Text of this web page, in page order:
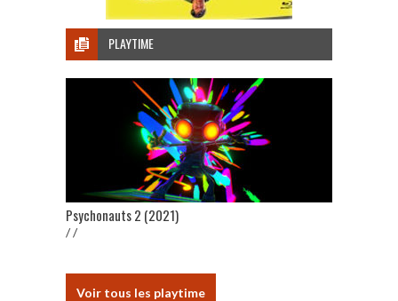
PLAYTIME
Psychonauts 2 (2021)
/ /
Voir tous les playtime